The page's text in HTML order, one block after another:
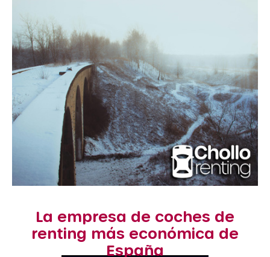
La empresa de coches de
renting más económica de
España